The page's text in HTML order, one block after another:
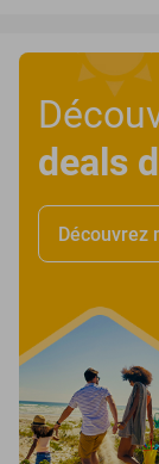
deals
Découvrez